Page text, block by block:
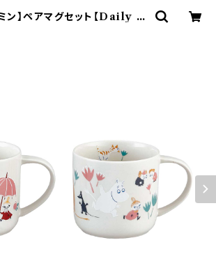
ミン】ペアマグセット【Daily Li